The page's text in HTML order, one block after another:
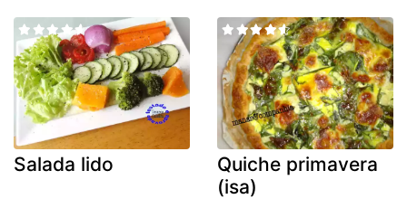
Salada lido
Quiche primavera
(isa)